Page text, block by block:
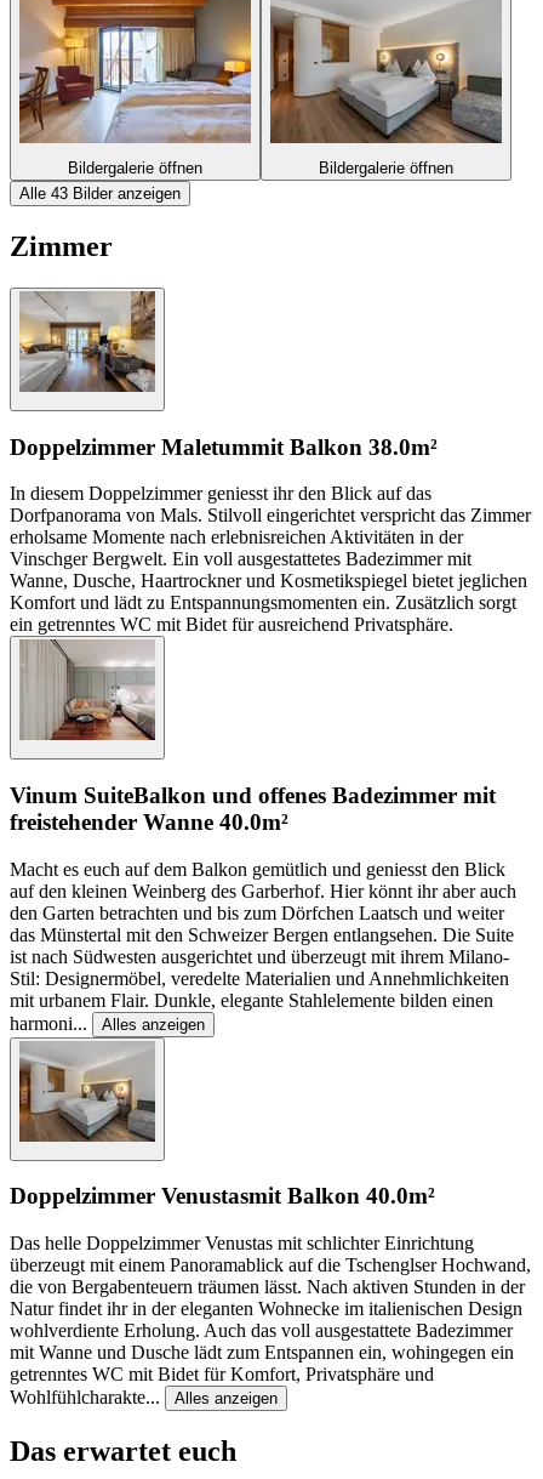
Bildergalerie öffnen
Bildergalerie öffnen
Alle 43 Bilder anzeigen
Zimmer
Doppelzimmer Maletummit Balkon 38.0m²
In diesem Doppelzimmer geniesst ihr den Blick auf das
Dorfpanorama von Mals. Stilvoll eingerichtet verspricht das Zimmer
erholsame Momente nach erlebnisreichen Aktivitäten in der
Vinschger Bergwelt. Ein voll ausgestattetes Badezimmer mit
Wanne, Dusche, Haartrockner und Kosmetikspiegel bietet jeglichen
Komfort und lädt zu Entspannungsmomenten ein. Zusätzlich sorgt
ein getrenntes WC mit Bidet für ausreichend Privatsphäre.
Vinum SuiteBalkon und offenes Badezimmer mit
freistehender Wanne 40.0m²
Macht es euch auf dem Balkon gemütlich und geniesst den Blick
auf den kleinen Weinberg des Garberhof. Hier könnt ihr aber auch
den Garten betrachten und bis zum Dörfchen Laatsch und weiter
das Münstertal mit den Schweizer Bergen entlangsehen. Die Suite
ist nach Südwesten ausgerichtet und überzeugt mit ihrem Milano-
Stil: Designermöbel, veredelte Materialien und Annehmlichkeiten
mit urbanem Flair. Dunkle, elegante Stahlelemente bilden einen
harmoni... Alles anzeigen
Doppelzimmer Venustasmit Balkon 40.0m²
Das helle Doppelzimmer Venustas mit schlichter Einrichtung
überzeugt mit einem Panoramablick auf die Tschenglser Hochwand,
die von Bergabenteuern träumen lässt. Nach aktiven Stunden in der
Natur findet ihr in der eleganten Wohnecke im italienischen Design
wohlverdiente Erholung. Auch das voll ausgestattete Badezimmer
mit Wanne und Dusche lädt zum Entspannen ein, wohingegen ein
getrenntes WC mit Bidet für Komfort, Privatsphäre und
Wohlfühlcharakte... Alles anzeigen
Das erwartet euch